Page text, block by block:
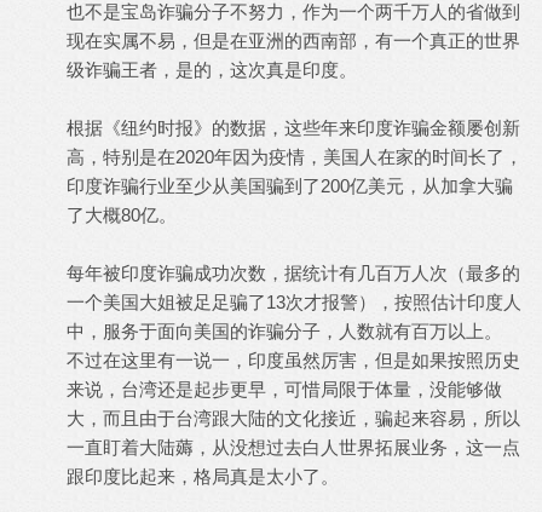
也不是宝岛诈骗分子不努力，作为一个两千万人的省做到
现在实属不易，但是在亚洲的西南部，有一个真正的世界
级诈骗王者，是的，这次真是印度。
根据《纽约时报》的数据，这些年来印度诈骗金额屡创新
高，特别是在2020年因为疫情，美国人在家的时间长了，
印度诈骗行业至少从美国骗到了200亿美元，从加拿大骗
了大概80亿。
每年被印度诈骗成功次数，据统计有几百万人次（最多的
一个美国大姐被足足骗了13次才报警），按照估计印度人
中，服务于面向美国的诈骗分子，人数就有百万以上。
不过在这里有一说一，印度虽然厉害，但是如果按照历史
来说，台湾还是起步更早，可惜局限于体量，没能够做
大，而且由于台湾跟大陆的文化接近，骗起来容易，所以
一直盯着大陆薅，从没想过去白人世界拓展业务，这一点
跟印度比起来，格局真是太小了。